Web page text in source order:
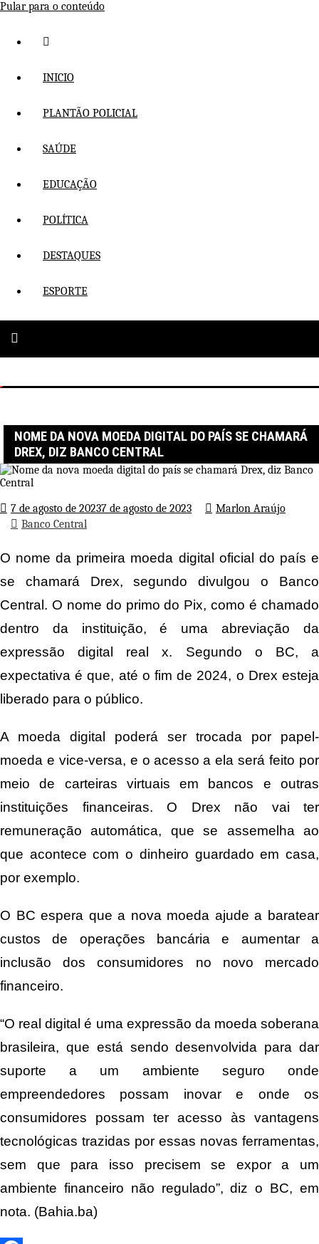
Pular para o conteúdo
INICIO
PLANTÃO POLICIAL
SAÚDE
EDUCAÇÃO
POLÍTICA
DESTAQUES
ESPORTE
NOME DA NOVA MOEDA DIGITAL DO PAÍS SE CHAMARÁ
DREX, DIZ BANCO CENTRAL
7 de agosto de 20237 de agosto de 2023
Marlon Araújo
Banco Central
O nome da primeira moeda digital oficial do país e
se chamará Drex, segundo divulgou o Banco
Central. O nome do primo do Pix, como é chamado
dentro da instituição, é uma abreviação da
expressão digital real x. Segundo o BC, a
expectativa é que, até o fim de 2024, o Drex esteja
liberado para o público.
A moeda digital poderá ser trocada por papel-
moeda e vice-versa, e o acesso a ela será feito por
meio de carteiras virtuais em bancos e outras
instituições financeiras. O Drex não vai ter
remuneração automática, que se assemelha ao
que acontece com o dinheiro guardado em casa,
por exemplo.
O BC espera que a nova moeda ajude a baratear
custos de operações bancária e aumentar a
inclusão dos consumidores no novo mercado
financeiro.
“O real digital é uma expressão da moeda soberana
brasileira, que está sendo desenvolvida para dar
suporte a um ambiente seguro onde
empreendedores possam inovar e onde os
consumidores possam ter acesso às vantagens
tecnológicas trazidas por essas novas ferramentas,
sem que para isso precisem se expor a um
ambiente financeiro não regulado”, diz o BC, em
nota. (Bahia.ba)